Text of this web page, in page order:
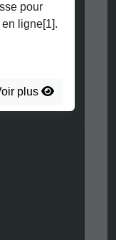
pour
en ligne[1].
plus